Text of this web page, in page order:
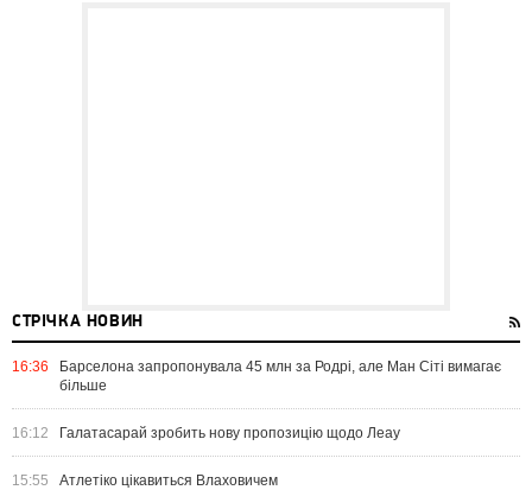
СТРІЧКА НОВИН
16:36
Барселона запропонувала 45 млн за Родрі, але Ман Сіті вимагає
більше
16:12 Галатасарай зробить нову пропозицію щодо Леау
15:55 Атлетіко цікавиться Влаховичем